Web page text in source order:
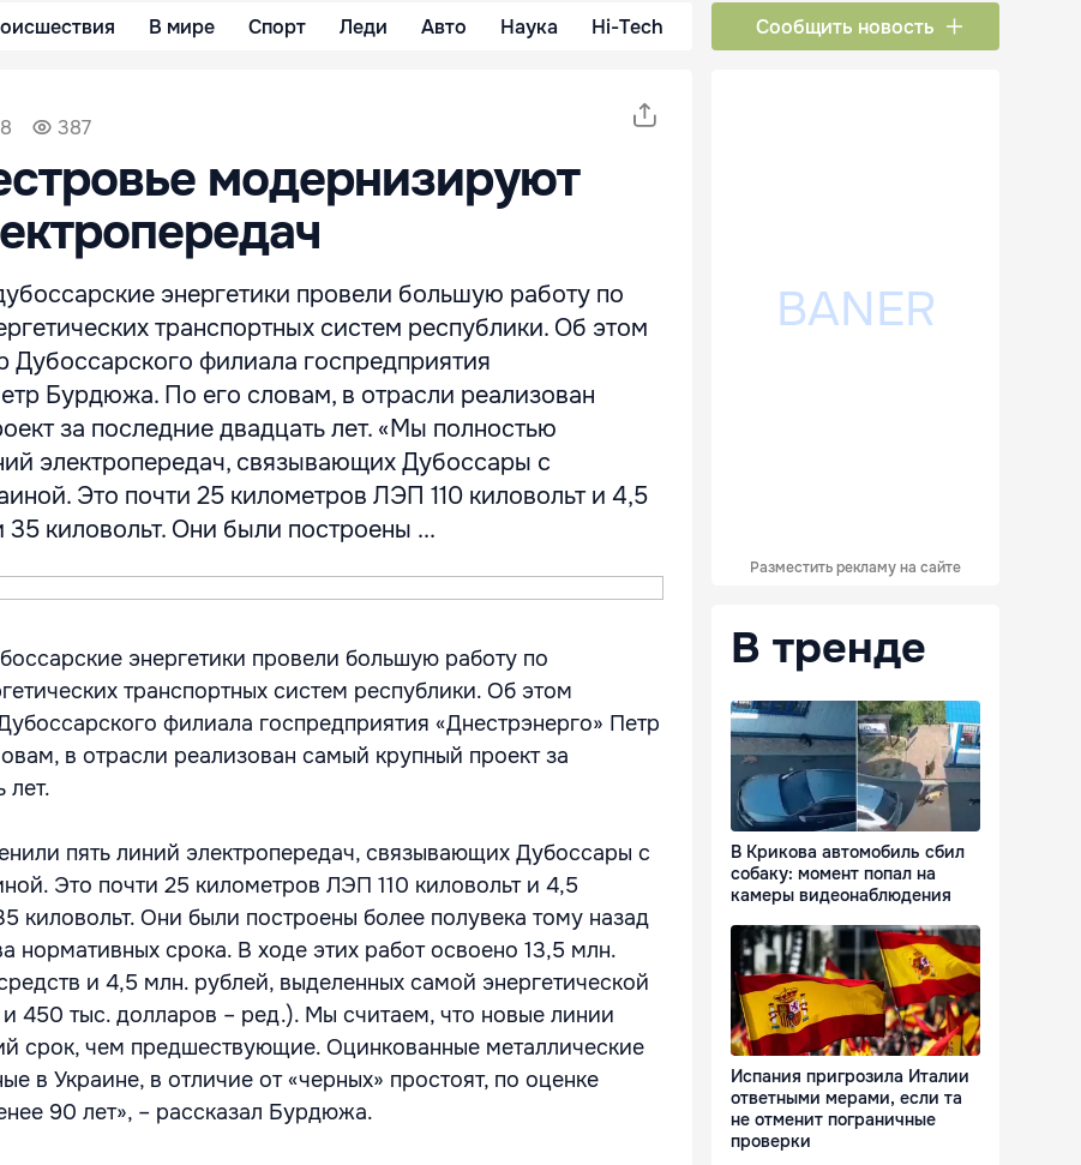
В мире Спорт Леди Авто Наука Hi-Tech Сообщить новость
387
модернизируют
энергетики провели большую работу по
транспортных систем республики. Об этом
Дубоссарского филиала госпредприятия
Бурдюжа. По его словам, в отрасли реализован
за последние двадцать лет. «Мы полностью
электропередач, связывающих Дубоссары с
Это почти 25 километров ЛЭП 110 киловольт и 4,5
киловольт. Они были построены ...
энергетики провели большую работу по
транспортных систем республики. Об этом
филиала госпредприятия «Днестрэнерго» Петр
в отрасли реализован самый крупный проект за
лет.
пять линий электропередач, связывающих Дубоссары с
Это почти 25 километров ЛЭП 110 киловольт и 4,5
киловольт. Они были построены более полувека тому назад
нормативных срока. В ходе этих работ освоено 13,5 млн.
и 4,5 млн. рублей, выделенных самой энергетической
450 тыс. долларов – ред.). Мы считаем, что новые линии
срок, чем предшествующие. Оцинкованные металлические
в Украине, в отличие от «черных» простоят, по оценке
90 лет», – рассказал Бурдюжа.
Разместить рекламу на сайте
В тренде
В Крикова автомобиль сбил
собаку: момент попал на
камеры видеонаблюдения
Испания пригрозила Италии
ответными мерами, если та
не отменит пограничные
проверки